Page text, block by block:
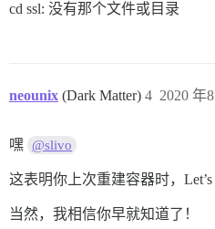
cd ssl: 没有那个文件或目录
neounix (Dark Matter) 2020 年
4
嘿 @slivo
这表明你上次重建容器时，
当然，我相信你早就知道了！